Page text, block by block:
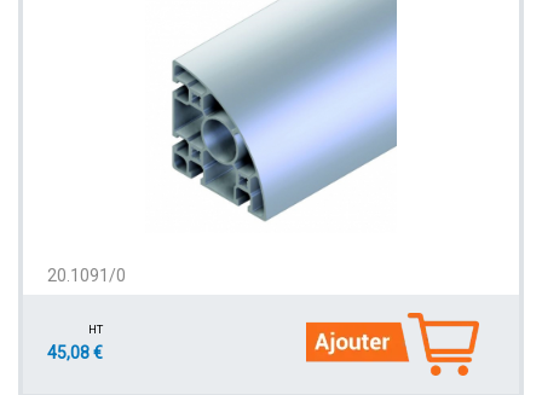
20.1091/0
HT
45,08 €